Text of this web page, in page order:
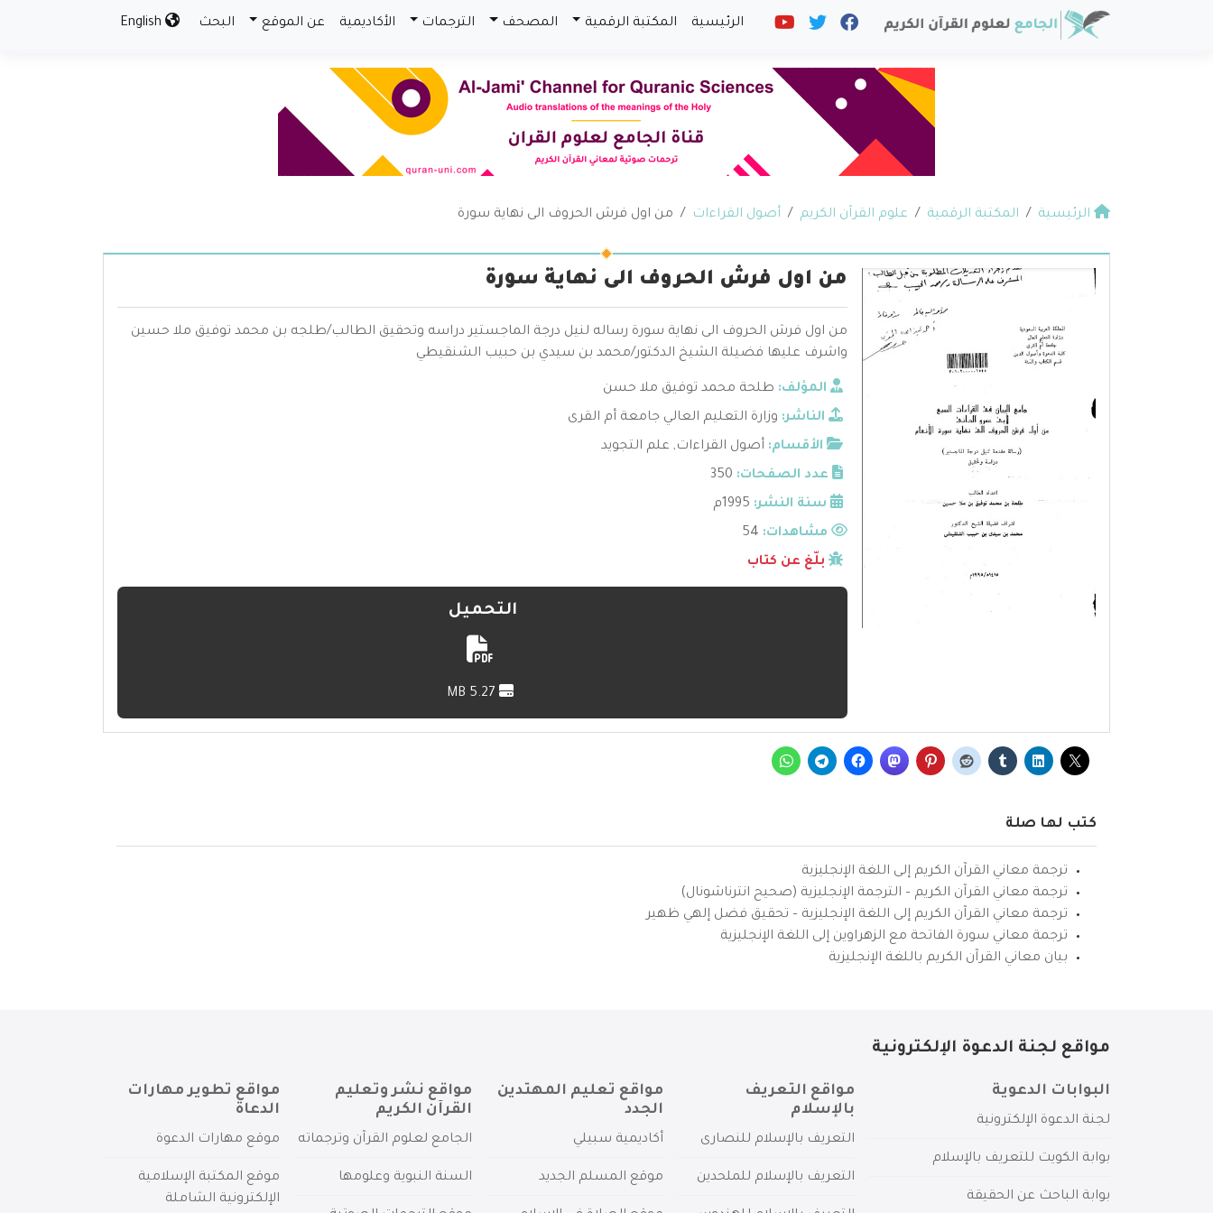
الرئيسية المكتبة الرقمية المصحف الترجمات الأكاديمية عن الموقع البحث
الرئيسية المكتبة الرقمية علوم القرآن الكريم أصول القراءات من اول فرش الحروف الى نهاية سورة
من اول فرش الحروف الى نهاية سورة
من اول فرش الحروف الى نهاية سورة رساله لنيل درجة الماجستير دراسه وتحقيق الطالب/طلجه بن محمد توفيق ملا حسين
واشرف عليها فضيلة الشيخ الدكتور/محمد بن سيدي بن حبيب الشنقيطي
المؤلف: طلحة محمد توفيق ملا حسن
الناشر: وزارة التعليم العالي جامعة أم القرى
الأقسام: أصول القراءات, علم التجويد
عدد الصفحات: 350
سنة النشر: 1995م
مشاهدات:
بلّغ عن كتاب
التحميل
كتب لها صلة
ترجمة معاني القرآن الكريم إلى اللغة الإنجليزية
ترجمة معاني القرآن الكريم – الترجمة الإنجليزية (صحيح انترناشونال)
ترجمة معاني القرآن الكريم إلى اللغة الإنجليزية – تحقيق فضل إلهي ظهير
ترجمة معاني سورة الفاتحة مع الزهراوين إلى اللغة الإنجليزية
بيان معاني القرآن الكريم باللغة الإنجليزية
مواقع لجنة الدعوة الإلكترونية
البوابات الدعوية
لجنة الدعوة الإلكترونية
بوابة الكويت للتعريف بالإسلام
بوابة الباحث عن الحقيقة
مواقع التعريف
بالإسلام
التعريف بالإسلام للنصارى
التعريف بالإسلام للملحدين
مواقع تعليم المهتدين
الجدد
أكاديمية سبيلي
موقع المسلم الجديد
مواقع نشر وتعليم
القرآن الكريم
الجامع لعلوم القرآن وترجماته
السنة النبوية وعلومها
مواقع تطوير مهارات
الدعاة
موقع مهارات الدعوة
موقع المكتبة الإسلامية
الإلكترونية الشاملة